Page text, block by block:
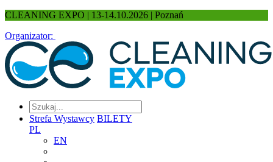
CLEANING EXPO | 13-14.10.2026 | Poznań
Organizator:
Strefa Wystawcy BILETY
PL
EN